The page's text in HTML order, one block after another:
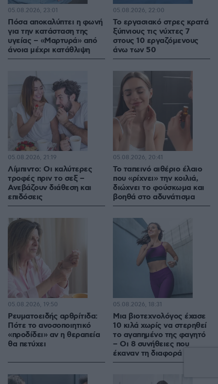
Πόσα αποκαλύπτει η φωνή
για την κατάσταση της
υγείας – «Μαρτυρά» από
άνοια μέχρι κατάθλιψη
05.08.2026, 23:01
Το εργασιακό στρες κρατά
ξύπνιους τις νύχτες 7
στους 10 εργαζόμενους
άνω των 50
05.08.2026, 22:00
Λίμπιντο: Οι καλύτερες
τροφές πριν το σεξ –
Ανεβάζουν διάθεση και
επιδόσεις
05.08.2026, 21:19
Το ταπεινό αιθέριο έλαιο
που «ρίχνει» την κοιλιά,
διώχνει το φούσκωμα και
βοηθά στο αδυνάτισμα
05.08.2026, 20:41
Ρευματοειδής αρθρίτιδα:
Πότε το ανοσοποιητικό
«προδίδει» αν η θεραπεία
θα πετύχει
05.08.2026, 19:50
Μια βιοτεχνολόγος έχασε
10 κιλά χωρίς να στερηθεί
το αγαπημένο της φαγητό
– Οι 8 συνήθειες που
έκαναν τη διαφορά
05.08.2026, 18:31